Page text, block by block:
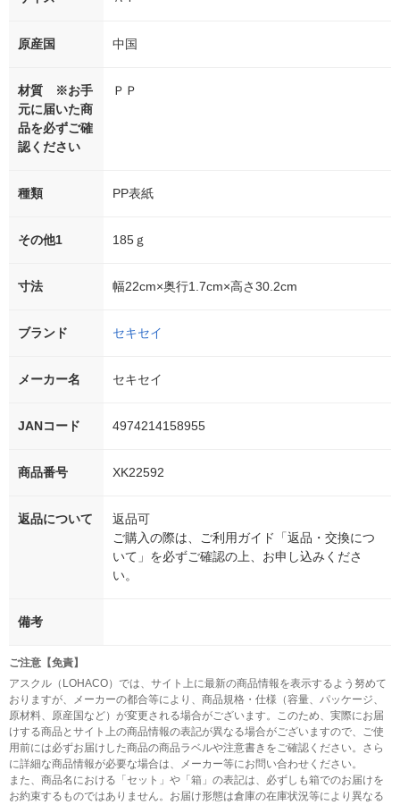
原産国 中国
材質 ※お手
元に届いた商
品を必ずご確
認ください
ＰＰ
種類 PP表紙
その他1 185ｇ
寸法 幅22cm×奥行1.7cm×高さ30.2cm
ブランド セキセイ
メーカー名 セキセイ
JANコード 4974214158955
商品番号 XK22592
返品について
返品可
ご購入の際は、ご利用ガイド「返品・交換につ
いて」を必ずご確認の上、お申し込みくださ
い。
備考
ご注意【免責】
アスクル（LOHACO）では、サイト上に最新の商品情報を表示するよう努めて
おりますが、メーカーの都合等により、商品規格・仕様（容量、パッケージ、
原材料、原産国など）が変更される場合がございます。このため、実際にお届
けする商品とサイト上の商品情報の表記が異なる場合がございますので、ご使
用前には必ずお届けした商品の商品ラベルや注意書きをご確認ください。さら
に詳細な商品情報が必要な場合は、メーカー等にお問い合わせください。
また、商品名における「セット」や「箱」の表記は、必ずしも箱でのお届けを
お約束するものではありません。お届け形態は倉庫の在庫状況等により異なる